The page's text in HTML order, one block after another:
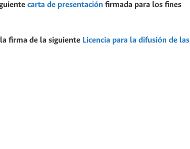
carta de presentación firmada para los fines
firma de la siguiente Licencia para la difusión de las